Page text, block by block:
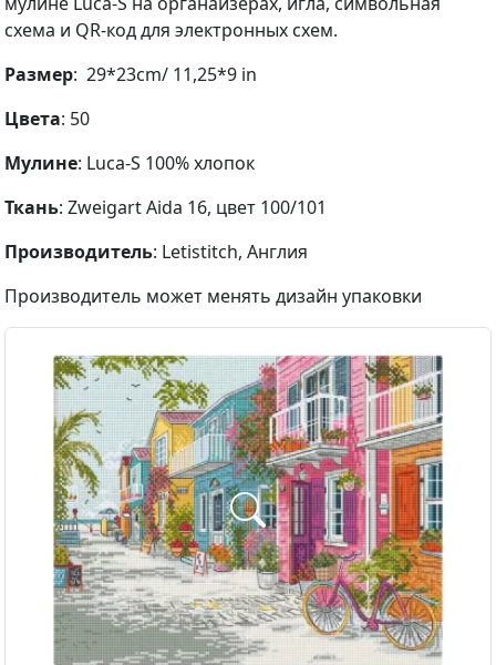
схема и QR-код для электронных схем.
Размер: 29*23cm/ 11,25*9 in
Цвета: 50
Мулине: Luca-S 100% хлопок
Ткань: Zweigart Aida 16, цвет 100/101
Производитель: Letistitch, Англия
Производитель может менять дизайн упаковки